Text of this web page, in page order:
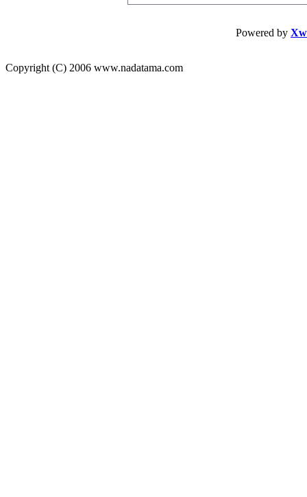
Powered by
Copyright (C) 2006 www.nadatama.com